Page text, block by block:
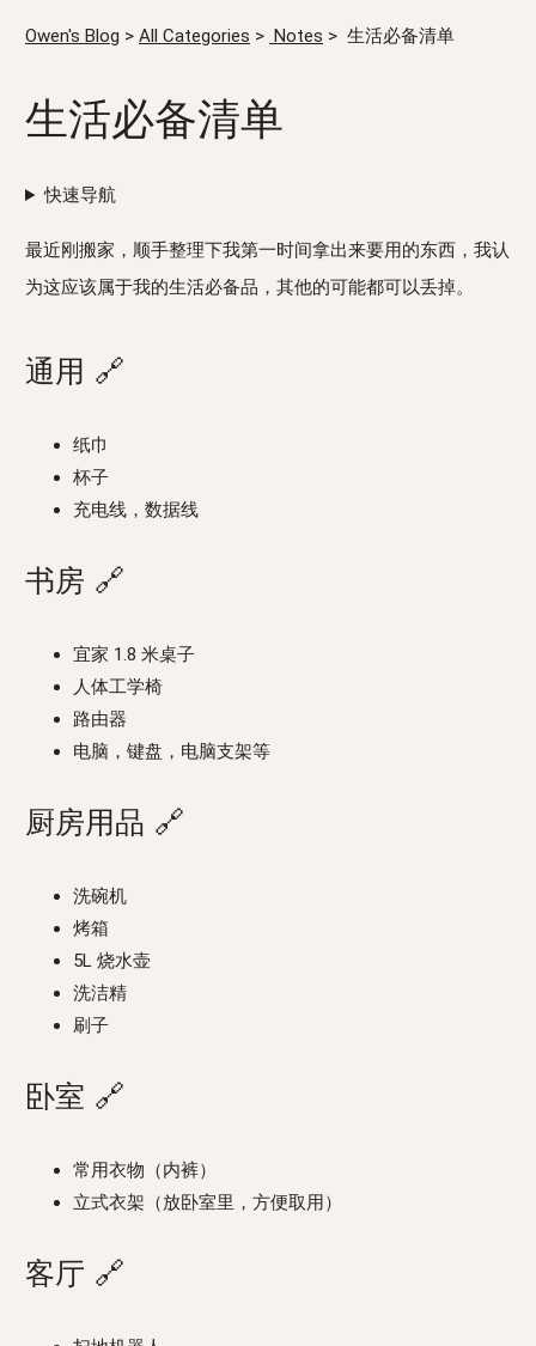
Owen's Blog > All Categories > Notes > 生活必备清单
生活必备清单
快速导航
最近刚搬家，顺手整理下我第一时间拿出来要用的东西，我认
为这应该属于我的生活必备品，其他的可能都可以丢掉。
通用 🔗
纸巾
杯子
充电线，数据线
书房 🔗
宜家 1.8 米桌子
人体工学椅
路由器
电脑，键盘，电脑支架等
厨房用品 🔗
洗碗机
烤箱
5L 烧水壶
洗洁精
刷子
卧室 🔗
常用衣物（内裤）
立式衣架（放卧室里，方便取用）
客厅 🔗